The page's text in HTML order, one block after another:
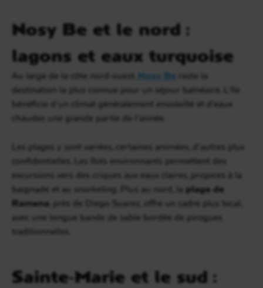
Nosy Be et le nord :
lagons et eaux turquoise
Au large de la côte nord-ouest, Nosy Be reste la
destination la plus connue pour un séjour balnéaire. L’île
bénéficie d’un climat généralement ensoleillé et d’eaux
chaudes une grande partie de l’année.
Les plages y sont variées, certaines animées, d’autres plus
confidentielles. Les îlots environnants permettent des
excursions vers des criques aux eaux claires, propices à la
baignade et au snorkeling. Plus au nord, la plage de
Ramena , près de Diego Suarez, offre un cadre plus local,
avec une longue bande de sable bordée de pirogues
traditionnelles.
Sainte-Marie et le sud :